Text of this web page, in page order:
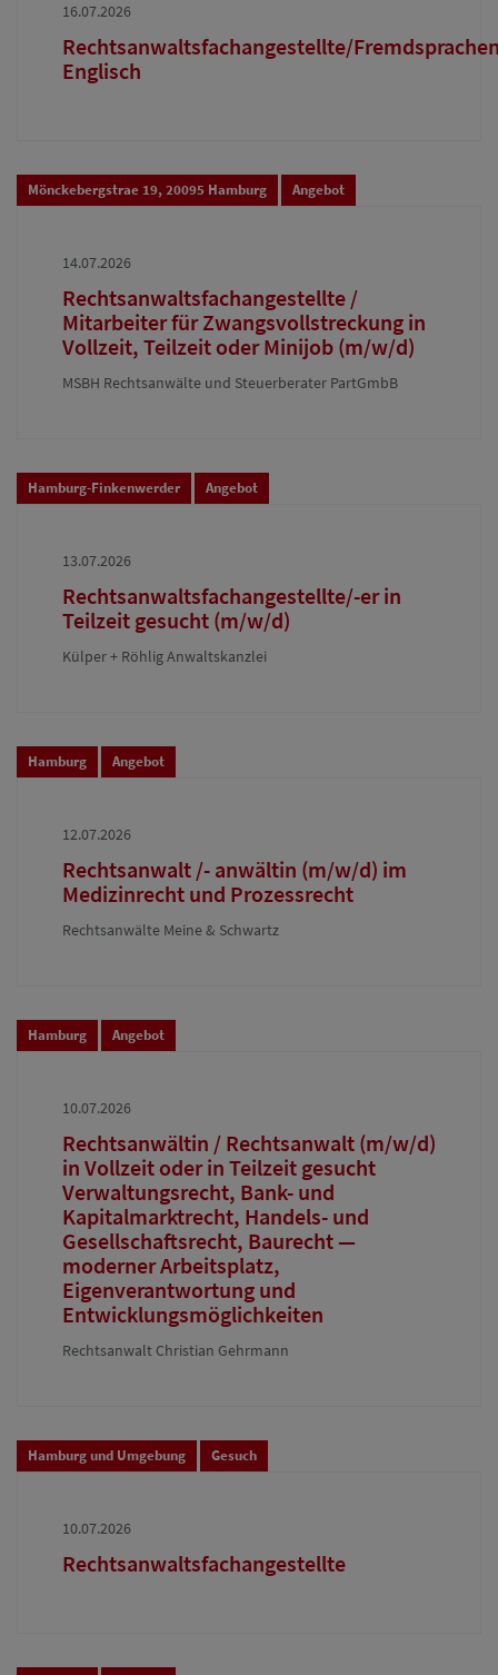
16.07.2026
Rechtsanwaltsfachangestellte/
Englisch
Mönckebergstrae 19, 20095 Hamburg Angebot
14.07.2026
Rechtsanwaltsfachangestellte /
Mitarbeiter für Zwangsvollstreckung in
Vollzeit, Teilzeit oder Minijob (m/w/d)
MSBH Rechtsanwälte und Steuerberater PartGmbB
Hamburg-Finkenwerder Angebot
13.07.2026
Rechtsanwaltsfachangestellte/-er in
Teilzeit gesucht (m/w/d)
Külper + Röhlig Anwaltskanzlei
Hamburg Angebot
12.07.2026
Rechtsanwalt /- anwältin (m/w/d) im
Medizinrecht und Prozessrecht
Rechtsanwälte Meine & Schwartz
Hamburg Angebot
10.07.2026
Rechtsanwältin / Rechtsanwalt (m/w/d)
in Vollzeit oder in Teilzeit gesucht
Verwaltungsrecht, Bank- und
Kapitalmarktrecht, Handels- und
Gesellschaftsrecht, Baurecht —
moderner Arbeitsplatz,
Eigenverantwortung und
Entwicklungsmöglichkeiten
Rechtsanwalt Christian Gehrmann
Hamburg und Umgebung Gesuch
10.07.2026
Rechtsanwaltsfachangestellte